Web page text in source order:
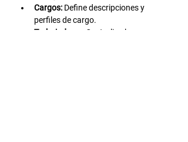
Cargos: Define descripciones y
perfiles de cargo.
Trabajadores:
Centraliza la